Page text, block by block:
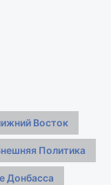
Восток
Политика
Донбасса